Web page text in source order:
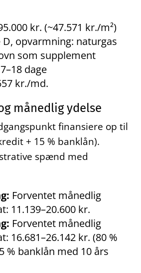
kr. (~47.571 kr./m²)
opvarmning: naturgas
som supplement
dage
kr./md.
månedlig ydelse
finansiere op til
+ 15 % banklån).
spænd med
Forventet månedlig
11.139–20.600 kr.
Forventet månedlig
16.681–26.142 kr. (80 %
% banklån med 10 års